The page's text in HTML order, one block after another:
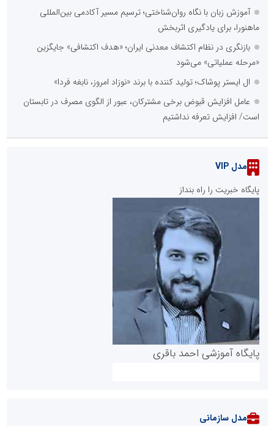
آموزش زبان با نگاه روان‌شناختی؛ ترسیم مسیر آکادمی بین‌المللی
ماهنورا، برای یادگیری اثربخش
بازنگری در نظام اکتشاف معدنی ایران؛ «هدف اکتشافی» جایگزین
«مرحله عملیاتی» می‌شود
ال ایستر پوشاک؛ تولید کننده با برند «نوزاد امروز، نابغه فردا»
عامل افزایش قبوض برخی مشترکان، عبور از الگوی مصرف در تابستان
است/ افزایش تعرفه نداشتیم
مدل VIP
پایگاه خبریت را راه بنداز
پایگاه آموزشی احمد باقری
مدل سازمانی